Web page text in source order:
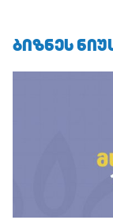
მილიტარიზაციის
ᲑᲘᲖᲜᲔᲡ